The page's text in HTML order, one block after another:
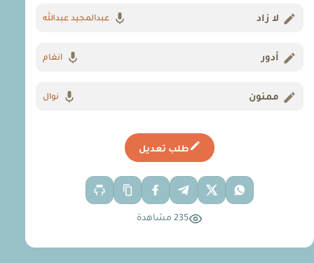
لا زاد عبدالمجيد عبدالله
أدور انغام
ممنون نوال
طلب تعديل
235 مشاهدة